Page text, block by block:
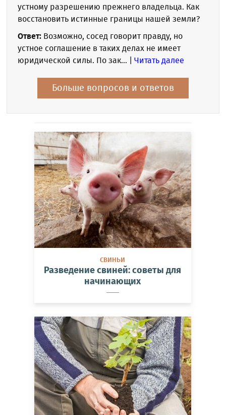
устному разрешению прежнего владельца. Как
восстановить истинные границы нашей земли?
Ответ: Возможно, сосед говорит правду, но
устное соглашение в таких делах не имеет
юридической силы. По зак... |Читать далее
Больше вопросов и ответов
СВИНЬИ
Разведение свиней: советы для
начинающих